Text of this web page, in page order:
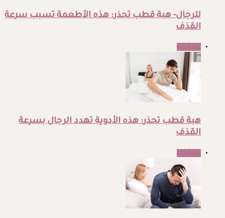
للرجال- هبة قطب تحذر: هذه الأطعمة تسبب سرعة
القذف
هبة قطب تحذر: هذه الأدوية تهدد الرجال بسرعة
القذف